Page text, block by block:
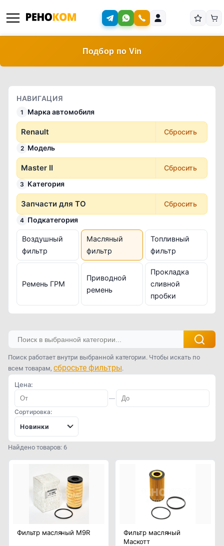
Подбор по Vin
НАВИГАЦИЯ
1 Марка автомобиля
Renault Сбросить
2 Модель
Master II Сбросить
3 Категория
Запчасти для ТО Сбросить
4 Подкатегория
Воздушный
фильтр
Масляный
фильтр
Топливный
фильтр
Ремень ГРМ
Приводной
ремень
Прокладка
сливной
пробки
Поиск работает внутри выбранной категории. Чтобы искать по
всем товарам, сбросьте фильтры.
Цена:
—
Сортировка:
Новинки
Найдено товаров: 6
Фильтр масляный M9R
Фильтр масляный
Маскотт